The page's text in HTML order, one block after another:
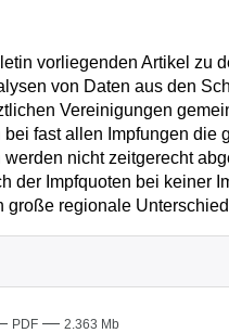
vorliegenden Artikel zu
von Daten aus den
Vereinigungen
fast allen Impfungen
nicht zeitgerecht
der Impfquoten bei keiner
große regionale
PDF — 2.363 Mb